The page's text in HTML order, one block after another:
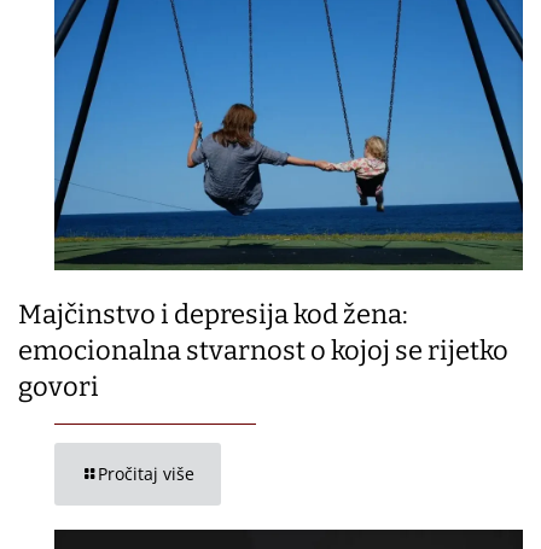
Majčinstvo i depresija kod žena:
emocionalna stvarnost o kojoj se rijetko
govori
Pročitaj više